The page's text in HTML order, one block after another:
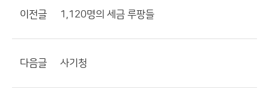
이전글 1,120명의 세금 루팡들
다음글 사기청